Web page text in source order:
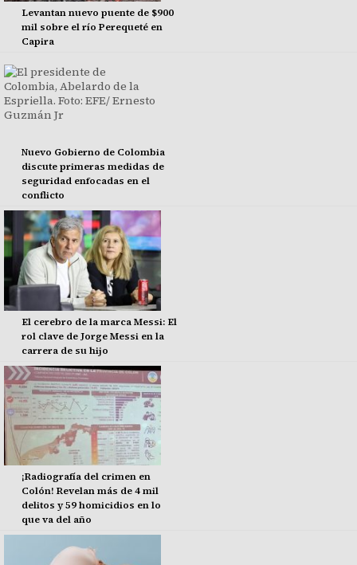
Levantan nuevo puente de $900
mil sobre el río Perequeté en
Capira
Nuevo Gobierno de Colombia
discute primeras medidas de
seguridad enfocadas en el
conflicto
El cerebro de la marca Messi: El
rol clave de Jorge Messi en la
carrera de su hijo
¡Radiografía del crimen en
Colón! Revelan más de 4 mil
delitos y 59 homicidios en lo
que va del año